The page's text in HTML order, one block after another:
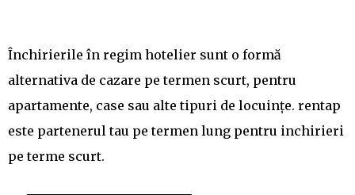
Închirierile în regim hotelier sunt o formă
alternativa de cazare pe termen scurt, pentru
apartamente, case sau alte tipuri de locuințe. rentap
este partenerul tau pe termen lung pentru inchirieri
pe terme scurt.